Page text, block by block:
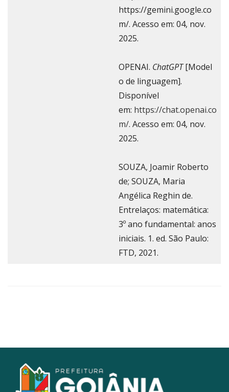
https://gemini.google.co
m/. Acesso em: 04, nov.
2025.
OPENAI. ChatGPT[Model
o de linguagem].
Disponível
em: https://chat.openai.co
m/. Acesso em: 04, nov.
2025.
SOUZA, Joamir Roberto
de; SOUZA, Maria
Angélica Reghin de.
Entrelaços: matemática:
3º ano fundamental: anos
iniciais. 1. ed. São Paulo:
FTD, 2021.